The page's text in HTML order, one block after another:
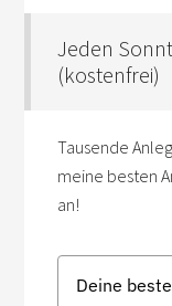
Jeden
(kostenfrei)
Tausende
meine besten
an!